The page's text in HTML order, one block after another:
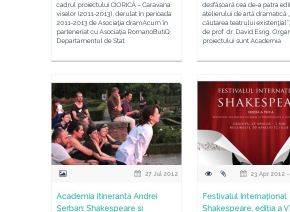
cadrul proiectului CIORICĂ – Caravana
viselor (2011-2013), derulat în perioada
2011-2013 de Asociaţia dramAcum în
parteneriat cu Asociația RomanoButiQ,
Departamentul de Stat
desfășoară cea de-a patra
atelierului de artă dramatică
căutarea teatrului
de prof. dr. David Esrig.
proiectului sunt Academia
27 Jul 2012
Academia Itinerantă Andrei
Şerban: Shakespeare si
23 Apr 2012
Festivalul Internațional
Shakespeare, ediția a